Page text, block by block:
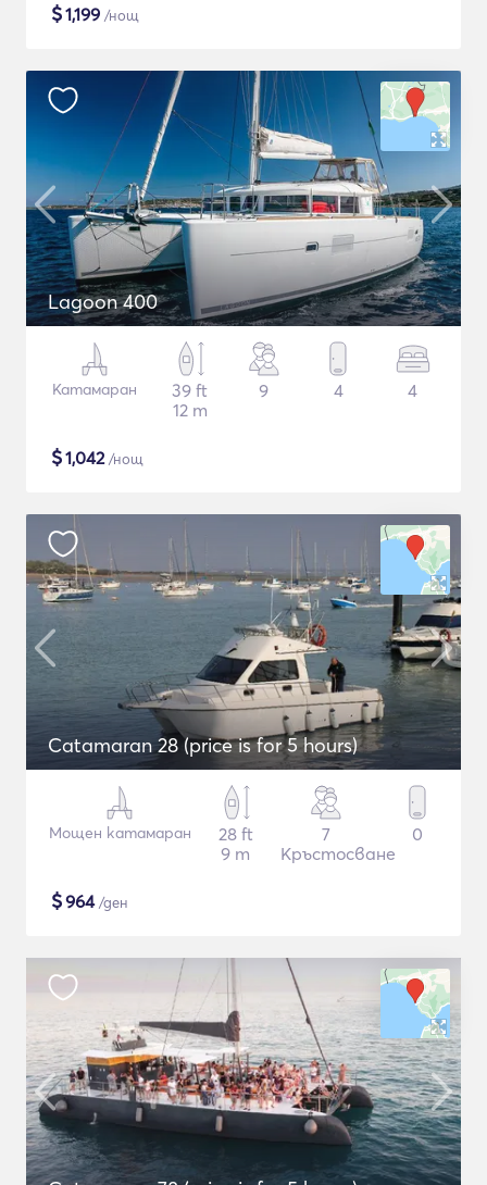
$1,199 /нощ
Lagoon 400
Катамаран
39 ft
12 m
9 4 4
$1,042/нощ
Catamaran 28 (price is for 5 hours)
Мощен катамаран
28 ft
9 m
7
Кръстосване
0
$964/ден